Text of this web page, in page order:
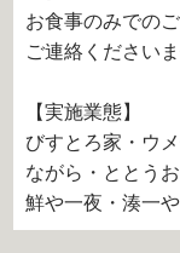
お食事のみでの
ご連絡くださいま
【実施業態】
びすとろ家・ウ
ながら・ととう
鮮や一夜・湊一や